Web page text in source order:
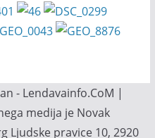
- Lendavainfo.CoM |
medija je Novak
Ljudske pravice 10, 2920